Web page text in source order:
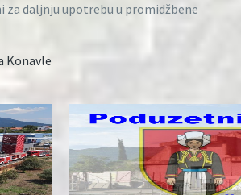
za daljnju upotrebu u promidžbene
Konavle